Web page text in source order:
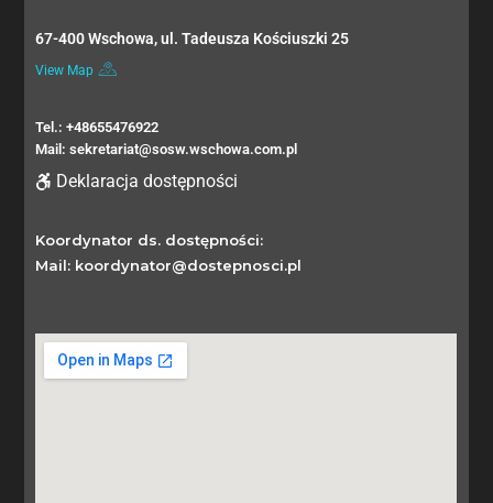
67-400 Wschowa, ul. Tadeusza Kościuszki 25
View Map
Tel.: +48655476922
Mail: sekretariat@sosw.wschowa.com.pl
Deklaracja dostępności
Koordynator ds. dostępności:
Mail: koordynator@dostepnosci.pl